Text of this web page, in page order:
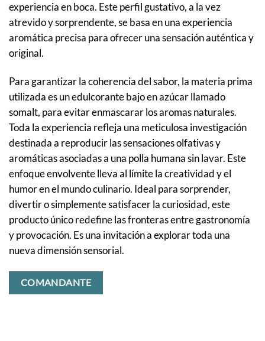
experiencia en boca. Este perfil gustativo, a la vez
atrevido y sorprendente, se basa en una experiencia
aromática precisa para ofrecer una sensación auténtica y
original.
Para garantizar la coherencia del sabor, la materia prima
utilizada es un edulcorante bajo en azúcar llamado
somalt, para evitar enmascarar los aromas naturales.
Toda la experiencia refleja una meticulosa investigación
destinada a reproducir las sensaciones olfativas y
aromáticas asociadas a una polla humana sin lavar. Este
enfoque envolvente lleva al límite la creatividad y el
humor en el mundo culinario. Ideal para sorprender,
divertir o simplemente satisfacer la curiosidad, este
producto único redefine las fronteras entre gastronomía
y provocación. Es una invitación a explorar toda una
nueva dimensión sensorial.
COMANDANTE